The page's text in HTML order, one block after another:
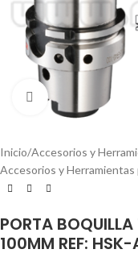
Click to enlarge
Inicio Accesorios y
Accesorios y Herramientas
PORTA
100MM REF: